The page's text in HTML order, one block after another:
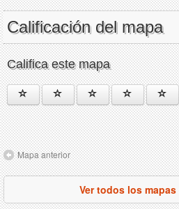
Calificación del mapa
Califica este mapa
Mapa anterior
Ver todos los